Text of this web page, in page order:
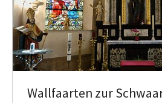
Wallfaarten zur